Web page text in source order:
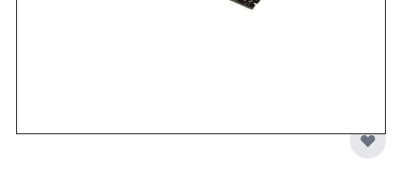
Natursteinböden. Rutschhemmend für alle Aussentreppen